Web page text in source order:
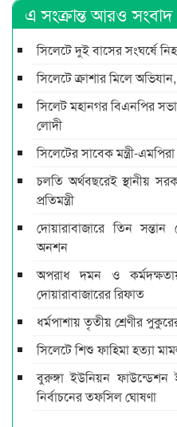
এ সংক্রান্ত আরও সংবাদ
সিলেটে দুই বাসের সংঘর্ষে
সিলেটে ক্রাশার মিলে
সিলেট মহানগর বিএনপির
লোদী
সিলেটের সাবেক মন্ত্রী-
চলতি অর্থবছরেই স্থানীয়
প্রতিমন্ত্রী
দোয়ারাবাজারে তিন
অনশন
অপরাধ দমন ও
দোয়ারাবাজারের রিফাত
ধর্মপাশায় তৃতীয় শ্রেণীর
সিলেটে শিশু ফাহিমা হত্যা
বুরুঙ্গা ইউনিয়ন ফাউন্ডেশন
নির্বাচনের তফসিল ঘোষণা